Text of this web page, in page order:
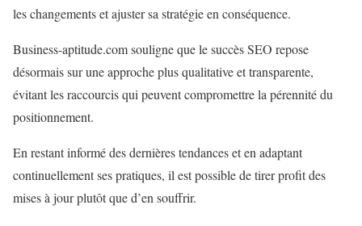
les changements et ajuster sa stratégie en conséquence.
Business-aptitude.com souligne que le succès SEO repose
désormais sur une approche plus qualitative et transparente,
évitant les raccourcis qui peuvent compromettre la pérennité du
positionnement.
En restant informé des dernières tendances et en adaptant
continuellement ses pratiques, il est possible de tirer profit des
mises à jour plutôt que d’en souffrir.